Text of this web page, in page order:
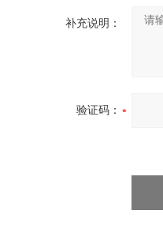
补充说明：
验证码：